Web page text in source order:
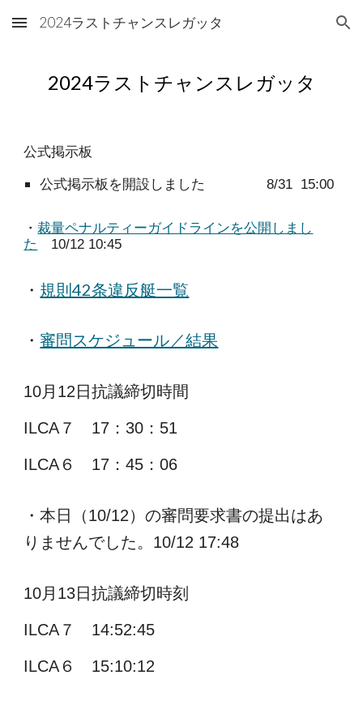
Skip to main content Skip to navigation
2024ラストチャンスレガッタ
2024ラストチャンスレガッタ
公式掲示板
公式掲示板を開設しました 8/31 15:00
・ 裁量ペナルティーガイドラインを公開しまし
た
10/12 10:45
・ 規則42条違反艇一覧
・ 審問スケジュール／結果
10月12日抗議締切時間
ILCA７ 17：30：51
ILCA６ 17：45：06
・本日（10/12）の審問要求書の提出はあ
りませんでした。10/12 17:48
10月13日抗議締切時刻
ILCA７ 14:52:45
ILCA６ 15:10:12